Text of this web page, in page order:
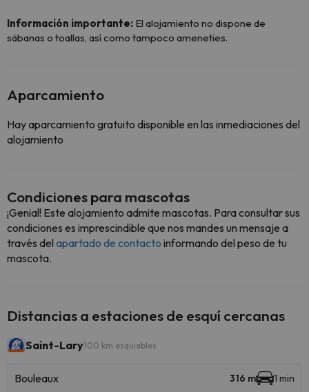
Información importante: El alojamiento no dispone de
sábanas o toallas, así como tampoco ameneties.
Aparcamiento
Hay aparcamiento gratuito disponible en las inmediaciones del
alojamiento
Condiciones para mascotas
¡Genial! Este alojamiento admite mascotas. Para consultar sus
condiciones es imprescindible que nos mandes un mensaje a
través del apartado de contacto informando del peso de tu
mascota.
Distancias a estaciones de esquí cercanas
Saint-Lary100 km esquiables
Bouleaux 316 m 1 min